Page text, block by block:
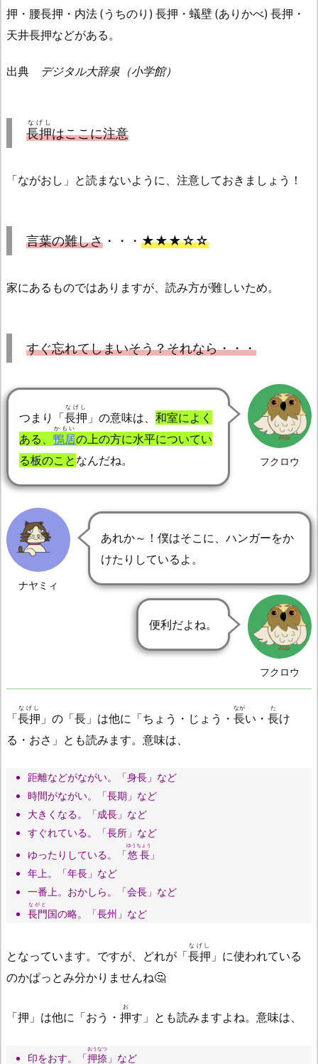
押・腰長押・内法 (うちのり) 長押・蟻壁 (ありかべ) 長押・
天井長押などがある。
出典 デジタル大辞泉（小学館）
長押
なげし
はここに注意
「ながおし」と読まないように、注意しておきましょう！
言葉の難しさ ・・・ ★★★☆☆
家にあるものではありますが、読み方が難しいため。
すぐ忘れてしまいそう？それなら・・・
フクロウ
つまり「長押
なげし
」の意味は、 和室によく
ある、 鴨居
かもい
の上の方に水平についてい
る板のこと なんだね。
ナヤミィ
あれか～！僕はそこに、ハンガーをか
けたりしているよ。
フクロウ
便利だよね。
「長押
なげし
」の「長」は他に「ちょう・じょう・ 長
なが
い・ 長
た
け
る・おさ」とも読みます。意味は、
距離などがながい。「身長」など
時間がながい。「長期」など
大きくなる。「成長」など
すぐれている。「長所」など
ゆったりしている。「悠長
ゆうちょう
」
年上。「年長」など
一番上。おかしら。「会長」など
長門
ながと
国の略。「長州」など
となっています。ですが、どれが「長押
なげし
」に使われている
のかぱっとみ分かりませんね🤔
「押」は他に「おう・ 押
お
す」とも読みますよね。意味は、
印をおす。「押捺
おうなつ
」など